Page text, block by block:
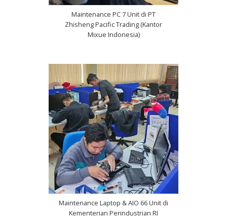
Maintenance PC 7 Unit di PT
Zhisheng Pacific Trading (Kantor
Mixue Indonesia)
Maintenance Laptop & AIO 66 Unit di
Kementerian Perindustrian RI